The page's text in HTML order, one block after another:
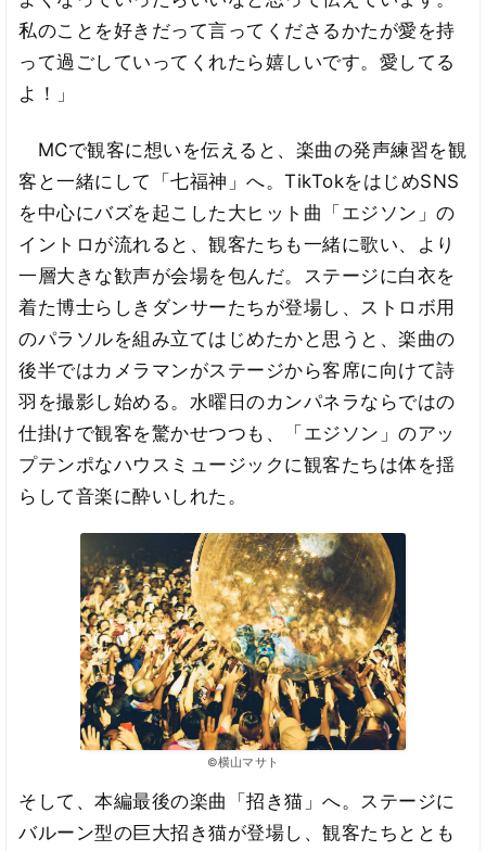
私のことを好きだって言ってくださるかたが愛を持
って過ごしていってくれたら嬉しいです。愛してる
よ！」
MCで観客に想いを伝えると、楽曲の発声練習を観
客と一緒にして「七福神」へ。TikTokをはじめSNS
を中心にバズを起こした大ヒット曲「エジソン」の
イントロが流れると、観客たちも一緒に歌い、より
一層大きな歓声が会場を包んだ。ステージに白衣を
着た博士らしきダンサーたちが登場し、ストロボ用
のパラソルを組み立てはじめたかと思うと、楽曲の
後半ではカメラマンがステージから客席に向けて詩
羽を撮影し始める。水曜日のカンパネラならではの
仕掛けで観客を驚かせつつも、「エジソン」のアッ
プテンポなハウスミュージックに観客たちは体を揺
らして音楽に酔いしれた。
©横山マサト
そして、本編最後の楽曲「招き猫」へ。ステージに
バルーン型の巨大招き猫が登場し、観客たちととも